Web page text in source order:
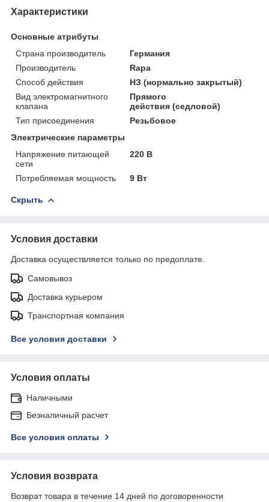
Характеристики
Основные атрибуты
Страна производитель
Германия
Производитель
Rapa
Способ действия
НЗ (нормально закрытый)
Вид электромагнитного
клапана
Прямого
действия (седловой)
Тип присоединения
Резьбовое
Электрические параметры
Напряжение питающей
сети
220 В
Потребляемая мощность 9 Вт
Скрыть
Условия доставки
Доставка осуществляется только по предоплате.
Самовывоз
Доставка курьером
Транспортная компания
Все условия доставки
Условия оплаты
Наличными
Безналичный расчет
Все условия оплаты
Условия возврата
Возврат товара в течение 14 дней по договоренности